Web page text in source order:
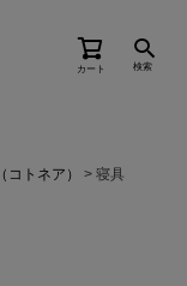
カート 検索
トネア） 寝具